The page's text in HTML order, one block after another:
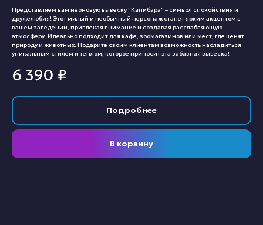
Представляем вам неоновую вывеску "Капибара" – символ спокойствия и
дружелюбия! Этот милый и необычный персонаж станет ярким акцентом в
вашем заведении, привлекая внимание и создавая расслабляющую
атмосферу. Идеально подходит для кафе, зоомагазинов или мест, где ценят
природу и животных. Подарите своим клиентам возможность насладиться
уникальным стилем и теплом, которое приносит эта забавная вывеска!
6 390 ₽
Подробнее
В корзину